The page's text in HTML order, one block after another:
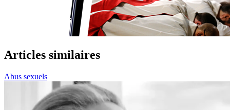
Articles similaires
Abus sexuels